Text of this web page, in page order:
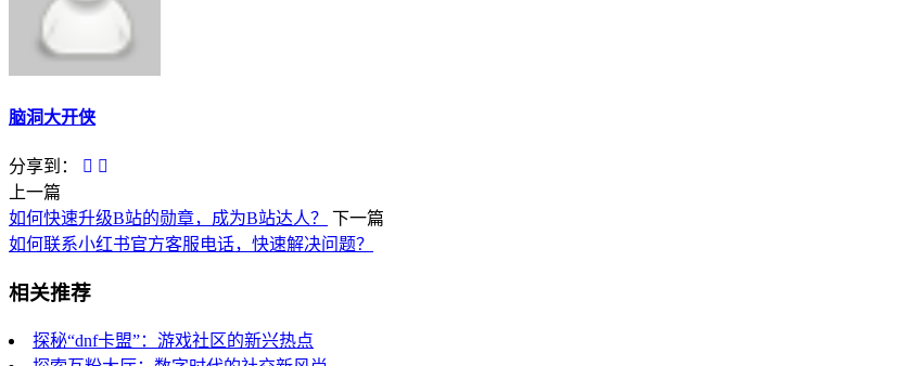
脑洞大开侠
分享到：
上一篇
如何快速升级B站的勋章，成为B站达人？
下一篇
如何联系小红书官方客服电话，快速解决问题？
相关推荐
探秘“dnf卡盟”：游戏社区的新兴热点